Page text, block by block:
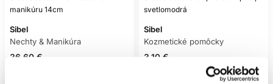
manikúru 14cm
Sibel
Nechty & Manikúra
36.60 €
svetlomodrá
Sibel
Kozmetické pomôcky
3.10 €
Mám záujem